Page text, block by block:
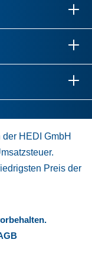
HEDI GmbH
Preis der